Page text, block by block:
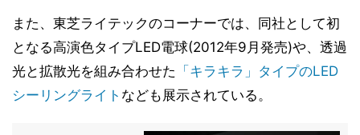
また、東芝ライテックのコーナーでは、同社として初
となる高演色タイプLED電球(2012年9月発売)や、透過
光と拡散光を組み合わせた 「キラキラ」タイプのLED
シーリングライト なども展示されている。